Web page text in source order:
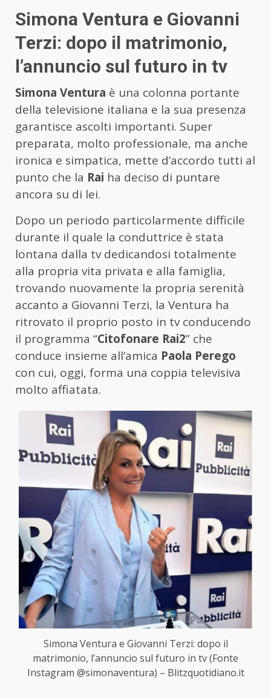
Simona Ventura e Giovanni
Terzi: dopo il matrimonio,
l’annuncio sul futuro in tv
Simona Ventura è una colonna portante
della televisione italiana e la sua presenza
garantisce ascolti importanti. Super
preparata, molto professionale, ma anche
ironica e simpatica, mette d’accordo tutti al
punto che la Rai ha deciso di puntare
ancora su di lei.
Dopo un periodo particolarmente difficile
durante il quale la conduttrice è stata
lontana dalla tv dedicandosi totalmente
alla propria vita privata e alla famiglia,
trovando nuovamente la propria serenità
accanto a Giovanni Terzi, la Ventura ha
ritrovato il proprio posto in tv conducendo
il programma “Citofonare Rai2” che
conduce insieme all’amica Paola Perego
con cui, oggi, forma una coppia televisiva
molto affiatata.
Simona Ventura e Giovanni Terzi: dopo il
matrimonio, l’annuncio sul futuro in tv (Fonte
Instagram @simonaventura) – Blitzquotidiano.it